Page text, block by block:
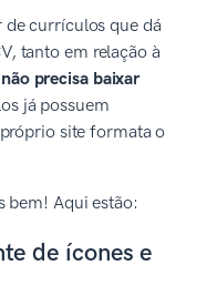
de currículos que dá
tanto em relação à
precisa baixar
já possuem
site formata o
bem! Aqui estão:
de ícones e